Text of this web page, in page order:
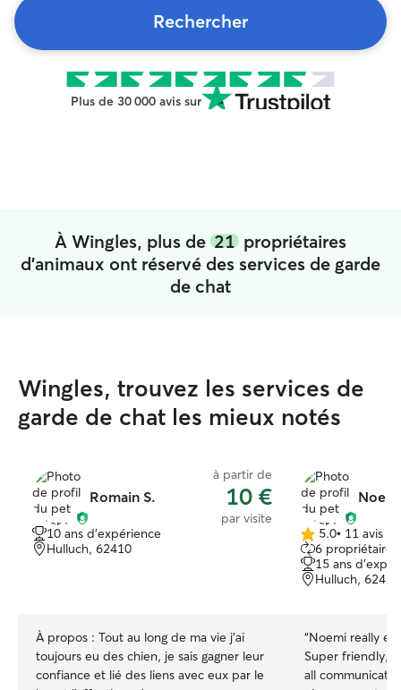
Rechercher
Plus de 30 000 avis sur
À Wingles, plus de 21 propriétaires
d'animaux ont réservé des services de garde
de chat
Wingles, trouvez les services de
garde de chat les mieux notés
Romain S.
à partir de
10 €
par visite
10 ans d'expérience
Hulluch, 62410
À propos : Tout au long de ma vie j'ai
toujours eu des chien, je sais gagner leur
confiance et lié des liens avec eux par le
5.0 étoile(s)
sur
5
5.0• 11 avis
6
15 ans
Hulluch, 62410
“Noemi really
Super friendly,
all